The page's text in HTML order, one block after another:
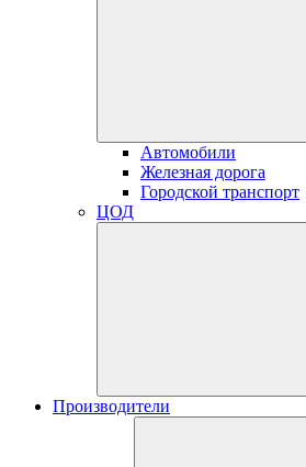
Автомобили
Железная дорога
Городской транспорт
ЦОД
Производители